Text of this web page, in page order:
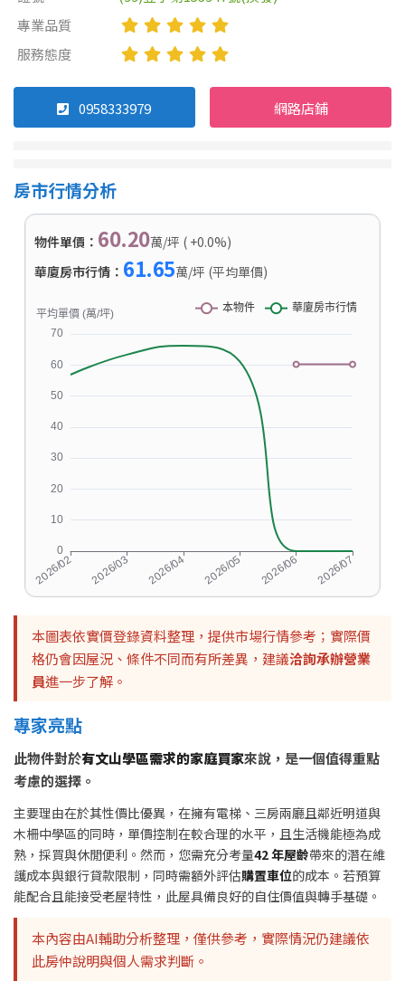
專業品質
服務態度
0958333979 網路店鋪
房市行情分析
物件單價： 60.20萬/坪 ( +0.0%)
華廈房市行情： 61.65萬/坪 (平均單價)
本圖表依實價登錄資料整理，提供市場行情參考；實際價
格仍會因屋況、條件不同而有所差異，建議洽詢承辦營業
員進一步了解。
專家亮點
此物件對於有文山學區需求的家庭買家來說，是一個值得重點
考慮的選擇。
主要理由在於其性價比優異，在擁有電梯、三房兩廳且鄰近明道與
木柵中學區的同時，單價控制在較合理的水平，且生活機能極為成
熟，採買與休閒便利。然而，您需充分考量42 年屋齡帶來的潛在維
護成本與銀行貸款限制，同時需額外評估購置車位的成本。若預算
能配合且能接受老屋特性，此屋具備良好的自住價值與轉手基礎。
本內容由AI輔助分析整理，僅供參考，實際情況仍建議依
此房仲說明與個人需求判斷。